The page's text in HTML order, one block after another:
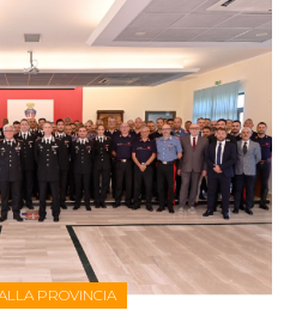
PROVINCIA